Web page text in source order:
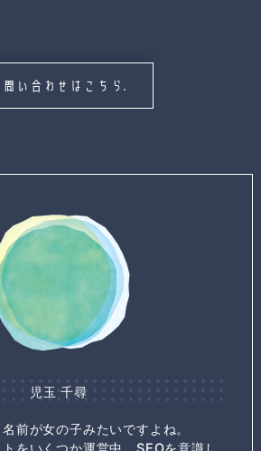
問い合わせはこちら.
児玉 千尋
前が女の子みたいですよね。
をいくつか運営中。SEOを意識し